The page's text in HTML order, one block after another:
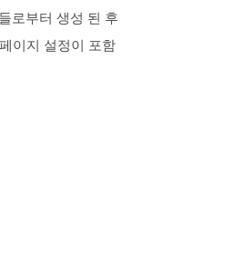
로부터 생성 된 후
이지 설정이 포함